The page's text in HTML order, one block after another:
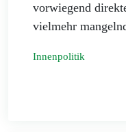
vorwiegend
vielmehr
Innenpolitik